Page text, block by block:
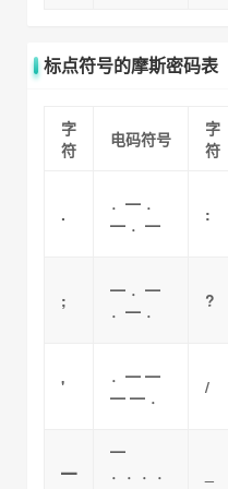
标点符号的摩斯密码表
字
符
电码符号
字
符
.
．━ ．
━ ．━
:
;
━ ．━
．━ ．
?
'
．━ ━
━ ━ ．
/
━
━
．．．．